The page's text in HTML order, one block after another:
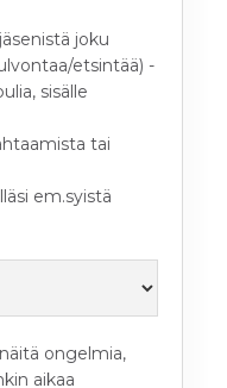
joku
etsintää) -
sisälle
tai
em.syistä
ongelmia,
aikaa